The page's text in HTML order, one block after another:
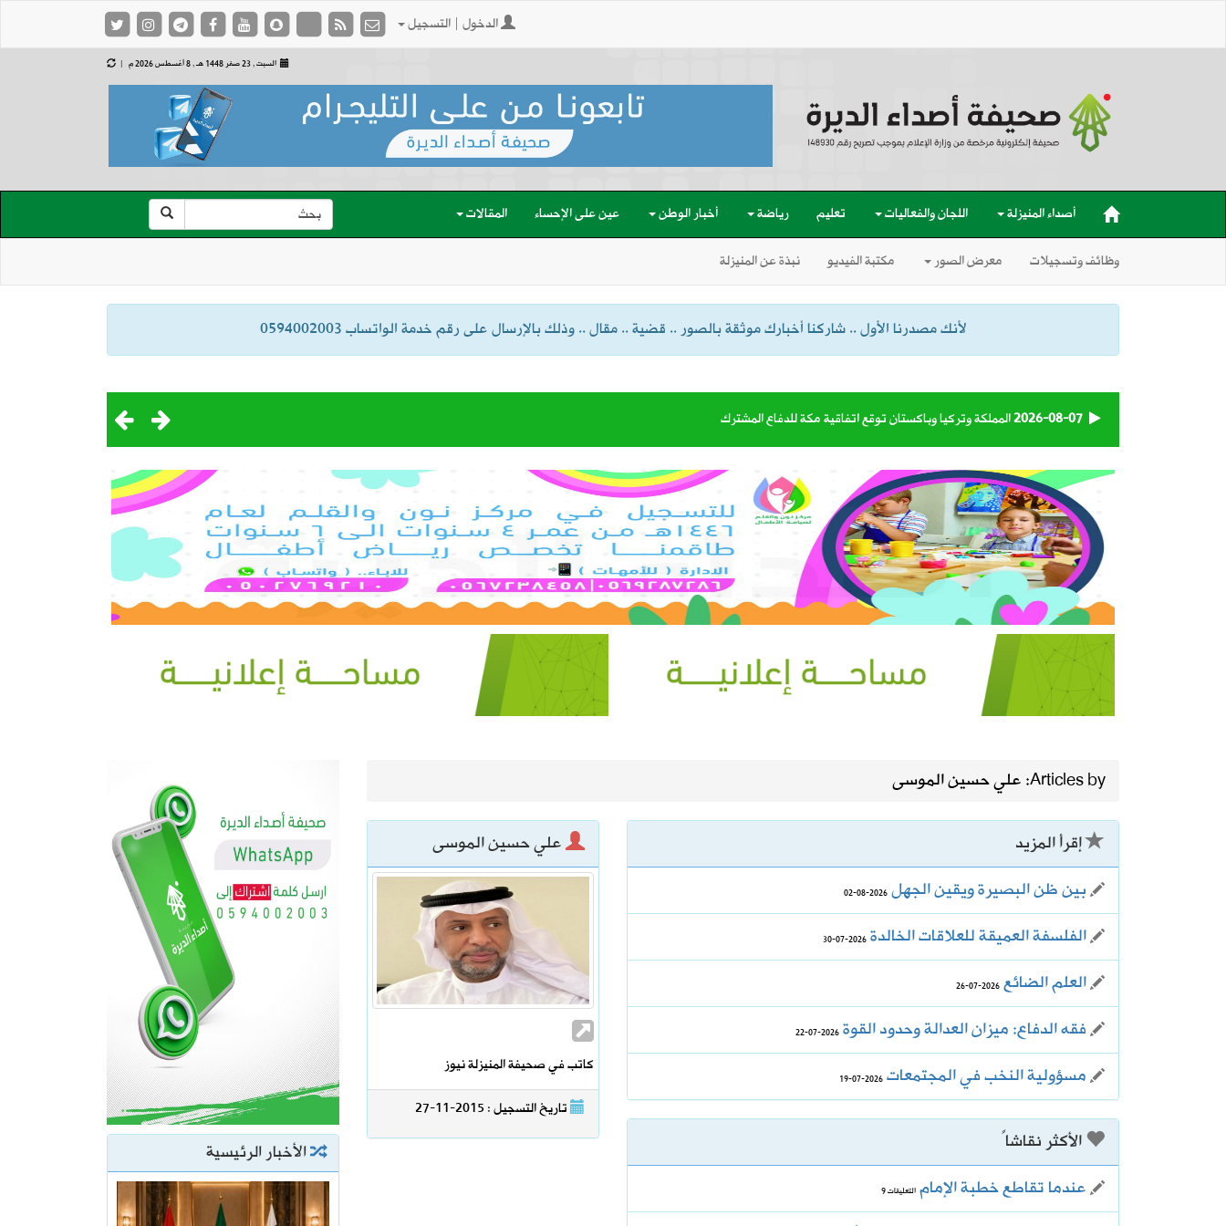
الدخول | التسجيل
السبت , 23 صفر 1448 هـ , 8 أغسطس 2026 م |
أصداء المنيزلة اللجان والفعاليات تعليم رياضة أخبار الوطن عين على الإحساء المقالات
وظائف وتسجيلات معرض الصور مكتبة الفيديو نبذة عن المنيزلة
لأنك مصدرنا الأول .. شاركنا أخبارك موثقة بالصور .. قضية .. مقال .. وذلك بالإرسال على رقم خدمة الواتساب 0594002003
2026-08-07المملكة وتركيا وباكستان توقع اتفاقية مكة للدفاع المشترك
2026-08-07حساب المواطن يوضح: العمالة المنزلية ليست من التابعين
2026-08-07اقتران الثريا بالقمر يعلن اقتراب نهاية الصيف في سماء المملكة
2026-08-07 الحرارة تصل لـ 50 مئوية.. الإنذار البرتقالي بموجة حارة على الأحساء وعدة مدن بالشرقية
2026-08-07“الغذاء والدواء” تسحب 3 منتجات قهوة وشوكولاتة وتحذر من استهلاكها
2026-08-06 رسميًا.. الأهلي يعلن التعاقد مع الكرواتي الهولندي مارينو بوسيتش
2026-08-06
2026-08-06استاد أرامكو يقترب من لحظة الافتتاح.. سبتمبر يحسم الجاهزية ونوفمبر موعد الانطلاق
الأخبار الرئيسية
Articles by: علي حسين الموسى
علي حسين الموسى
كاتب في صحيفة المنيزلة نيوز
تاريخ التسجيل : 2015-11-27
إقرأ المزيد
بين ظن البصيرة ويقين الجهل 2026-08-02
الفلسفة العميقة للعلاقات الخالدة 2026-07-30
العلم الضائع 2026-07-26
فقه الدفاع: ميزان العدالة وحدود القوة 2026-07-22
مسؤولية النخب في المجتمعات 2026-07-19
الأكثر نقاشاً
عندما تقاطع خطبة الإمام التعليقات 9